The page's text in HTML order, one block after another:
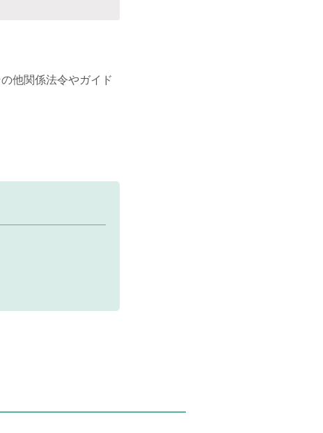
他関係法令やガイド